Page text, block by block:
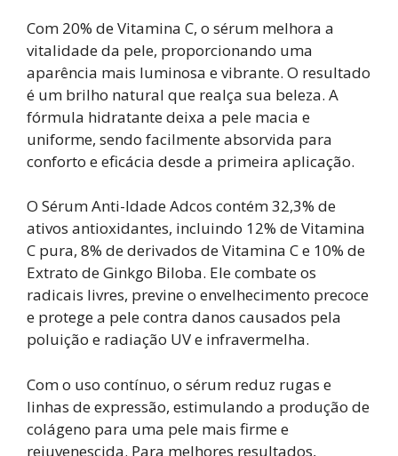
Com 20% de Vitamina C, o sérum melhora a
vitalidade da pele, proporcionando uma
aparência mais luminosa e vibrante. O resultado
é um brilho natural que realça sua beleza. A
fórmula hidratante deixa a pele macia e
uniforme, sendo facilmente absorvida para
conforto e eficácia desde a primeira aplicação.
O Sérum Anti-Idade Adcos contém 32,3% de
ativos antioxidantes, incluindo 12% de Vitamina
C pura, 8% de derivados de Vitamina C e 10% de
Extrato de Ginkgo Biloba. Ele combate os
radicais livres, previne o envelhecimento precoce
e protege a pele contra danos causados pela
poluição e radiação UV e infravermelha.
Com o uso contínuo, o sérum reduz rugas e
linhas de expressão, estimulando a produção de
colágeno para uma pele mais firme e
rejuvenescida. Para melhores resultados,